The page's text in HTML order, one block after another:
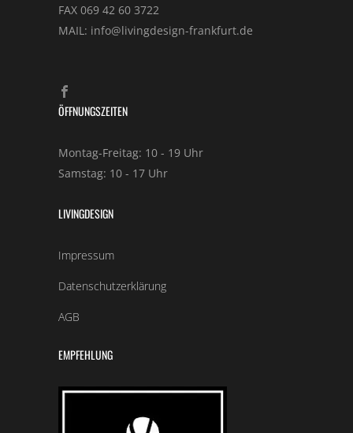
FAX 069 42 60 3722
MAIL: info@livingdesign-frankfurt.de
ÖFFNUNGSZEITEN
Montag-Freitag: 10 - 19 Uhr
Samstag: 10 - 17 Uhr
LIVINGDESIGN
Impressum
Datenschutzerklärung
AGB
EMPFEHLUNG